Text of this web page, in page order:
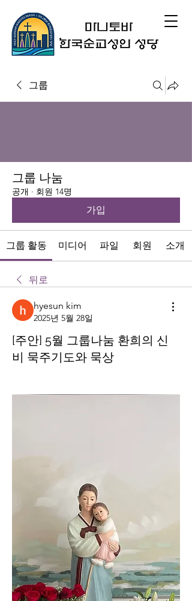
그룹
그룹 나눔
공개 · 회원 14명
가입
그룹 활동 미디어 파일 회원 소개
뒤로
hyesun kim
2025년 5월 28일
[주안] 5월 그룹나눔 환희의 신
비 묵주기도와 묵상